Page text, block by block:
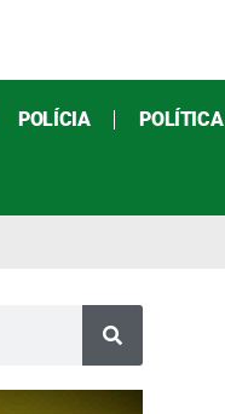
POLÍCIA POLÍTICA